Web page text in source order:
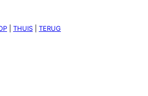
THUIS TERUG